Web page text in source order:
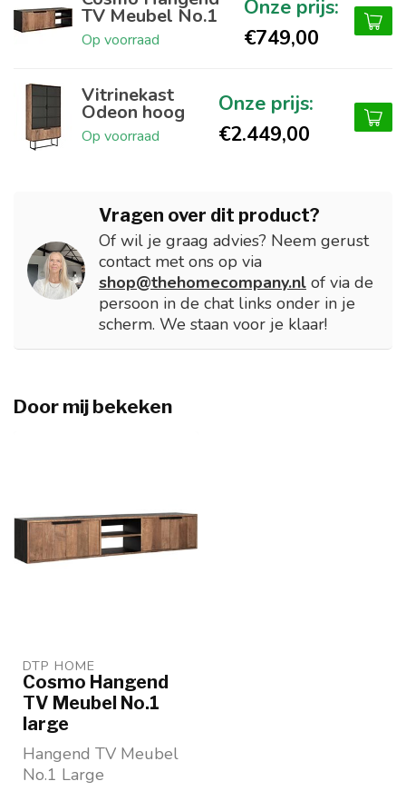
TV Meubel No.1
Op voorraad €749,00
Vitrinekast
Odeon hoog
Op voorraad €2.449,00
Vragen over dit product?
Of wil je graag advies? Neem gerust
contact met ons op via
shop@thehomecompany.nl of via de
persoon in de chat links onder in je
scherm. We staan voor je klaar!
Door mij bekeken
DTP HOME
Cosmo Hangend
TV Meubel No.1
large
Hangend TV Meubel
No.1 Large